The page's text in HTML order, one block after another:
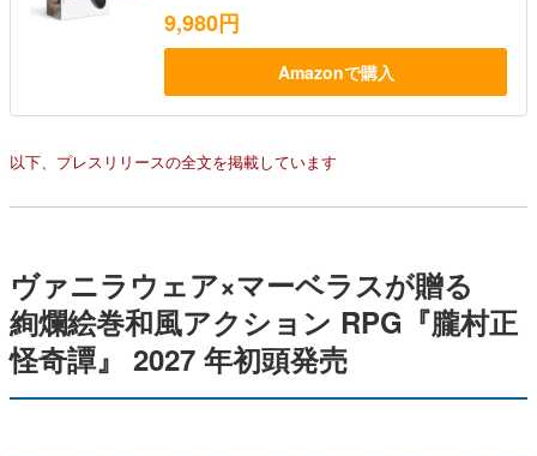
9,980円
Amazonで購入
以下、プレスリリースの全文を掲載しています
ヴァニラウェア×マーベラスが贈る
絢爛絵巻和風アクション RPG『朧村正
怪奇譚』 2027 年初頭発売